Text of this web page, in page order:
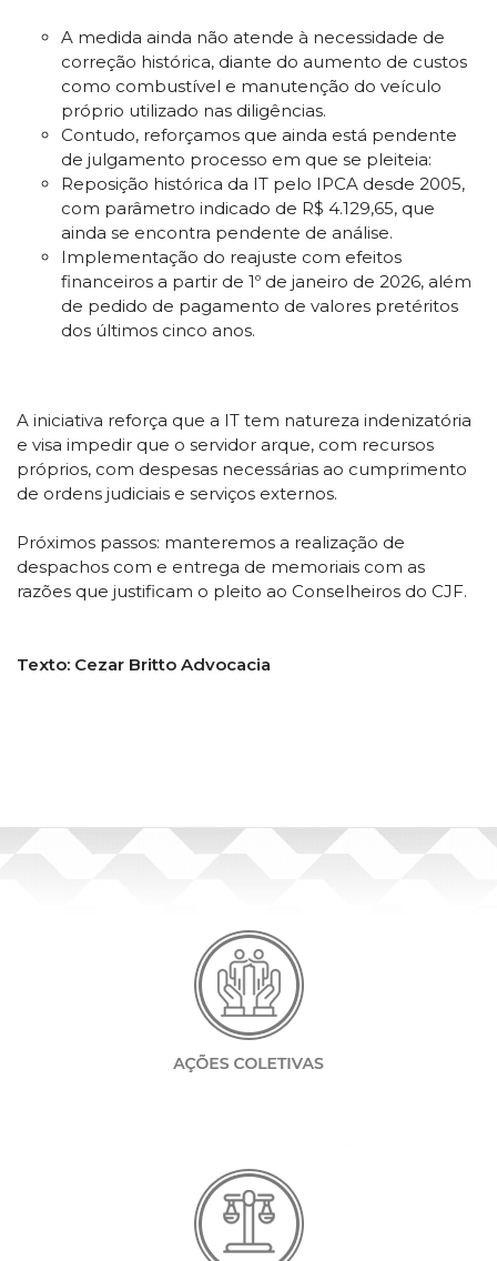
A medida ainda não atende à necessidade de
correção histórica, diante do aumento de custos
como combustível e manutenção do veículo
próprio utilizado nas diligências.
Contudo, reforçamos que ainda está pendente
de julgamento processo em que se pleiteia:
Reposição histórica da IT pelo IPCA desde 2005,
com parâmetro indicado de R$ 4.129,65, que
ainda se encontra pendente de análise.
Implementação do reajuste com efeitos
financeiros a partir de 1º de janeiro de 2026, além
de pedido de pagamento de valores pretéritos
dos últimos cinco anos.
A iniciativa reforça que a IT tem natureza indenizatória
e visa impedir que o servidor arque, com recursos
próprios, com despesas necessárias ao cumprimento
de ordens judiciais e serviços externos.
Próximos passos: manteremos a realização de
despachos com e entrega de memoriais com as
razões que justificam o pleito ao Conselheiros do CJF.
Texto: Cezar Britto Advocacia